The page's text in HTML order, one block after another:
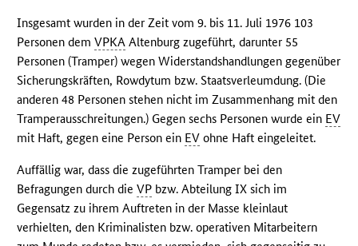
Insgesamt wurden in der Zeit vom 9. bis 11. Juli 1976 103
Personen demVPKA Altenburg zugeführt, darunter 55
Personen (Tramper) wegen Widerstandshandlungen gegenüber
Sicherungskräften, Rowdytum bzw. Staatsverleumdung. (Die
anderen 48 Personen stehen nicht im Zusammenhang mit den
Tramperausschreitungen.) Gegen sechs Personen wurde ein EV
mit Haft, gegen eine Person ein EV ohne Haft eingeleitet.
Auffällig war, dass die zugeführten Tramper bei den
Befragungen durch dieVP bzw. Abteilung IX sich im
Gegensatz zu ihrem Auftreten in der Masse kleinlaut
verhielten, den Kriminalisten bzw. operativen Mitarbeitern